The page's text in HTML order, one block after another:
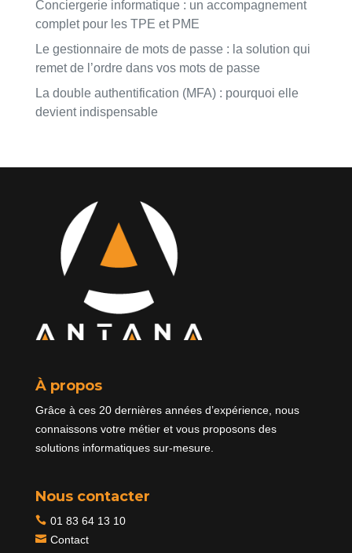
Conciergerie informatique : un accompagnement
complet pour les TPE et PME
Le gestionnaire de mots de passe : la solution qui
remet de l’ordre dans vos mots de passe
La double authentification (MFA) : pourquoi elle
devient indispensable
À propos
Grâce à ces 20 dernières années d’expérience, nous
connaissons votre métier et vous proposons des
solutions informatiques sur-mesure.
Nous contacter
 01 83 64 13 10
Contact